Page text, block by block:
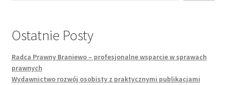
Ostatnie Posty
Radca Prawny Braniewo – profesjonalne wsparcie w sprawach
prawnych
Wydawnictwo rozwój osobisty z praktycznymi publikacjami